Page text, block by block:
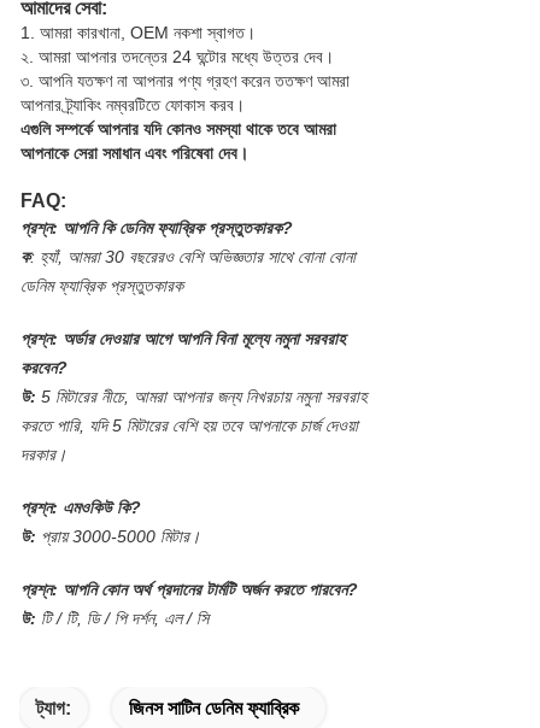
আমাদের সেবা:
1. আমরা কারখানা, OEM নকশা স্বাগত।
২. আমরা আপনার তদন্তের 24 ঘন্টাের মধ্যে উত্তর দেব।
৩. আপনি যতক্ষণ না আপনার পণ্য গ্রহণ করেন ততক্ষণ আমরা
আপনার ট্র্যাকিং নম্বরটিতে ফোকাস করব।
এগুলি সম্পর্কে আপনার যদি কোনও সমস্যা থাকে তবে আমরা
আপনাকে সেরা সমাধান এবং পরিষেবা দেব।
FAQ:
প্রশ্ন: আপনি কি ডেনিম ফ্যাব্রিক প্রস্তুতকারক?
ক: হ্যাঁ, আমরা 30 বছরেরও বেশি অভিজ্ঞতার সাথে বোনা বোনা
ডেনিম ফ্যাব্রিক প্রস্তুতকারক
প্রশ্ন: অর্ডার দেওয়ার আগে আপনি বিনা মূল্যে নমুনা সরবরাহ
করবেন?
উ: 5 মিটারের নীচে, আমরা আপনার জন্য নিখরচায় নমুনা সরবরাহ
করতে পারি, যদি 5 মিটারের বেশি হয় তবে আপনাকে চার্জ দেওয়া
দরকার।
প্রশ্ন: এমওকিউ কি?
উ: প্রায় 3000-5000 মিটার।
প্রশ্ন: আপনি কোন অর্থ প্রদানের টার্মটি অর্জন করতে পারবেন?
উ: টি / টি, ডি / পি দর্শন, এল / সি
ট্যাগ: জিনস সাটিন ডেনিম ফ্যাব্রিক